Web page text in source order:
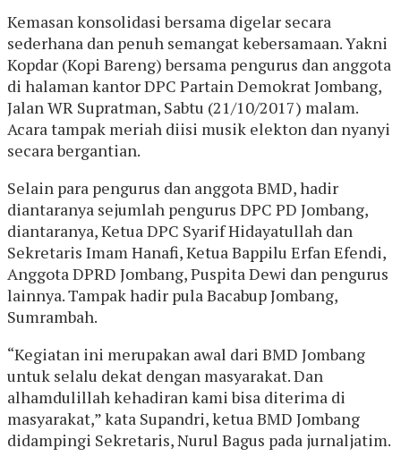
Kemasan konsolidasi bersama digelar secara
sederhana dan penuh semangat kebersamaan. Yakni
Kopdar (Kopi Bareng) bersama pengurus dan anggota
di halaman kantor DPC Partain Demokrat Jombang,
Jalan WR Supratman, Sabtu (21/10/2017) malam.
Acara tampak meriah diisi musik elekton dan nyanyi
secara bergantian.
Selain para pengurus dan anggota BMD, hadir
diantaranya sejumlah pengurus DPC PD Jombang,
diantaranya, Ketua DPC Syarif Hidayatullah dan
Sekretaris Imam Hanafi, Ketua Bappilu Erfan Efendi,
Anggota DPRD Jombang, Puspita Dewi dan pengurus
lainnya. Tampak hadir pula Bacabup Jombang,
Sumrambah.
“Kegiatan ini merupakan awal dari BMD Jombang
untuk selalu dekat dengan masyarakat. Dan
alhamdulillah kehadiran kami bisa diterima di
masyarakat,” kata Supandri, ketua BMD Jombang
didampingi Sekretaris, Nurul Bagus pada jurnaljatim.